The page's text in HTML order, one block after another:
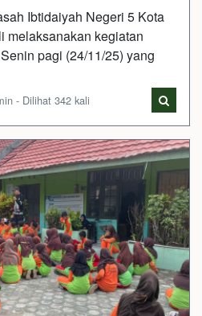
Ibtidaiyah Negeri 5 Kota
melaksanakan kegiatan
pagi (24/11/25) yang
- Dilihat 342 kali